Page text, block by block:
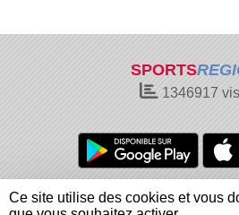
SPORTS
1346917
Charte cookies
Informations légales
Signaler
Ce site utilise des cookies et vous